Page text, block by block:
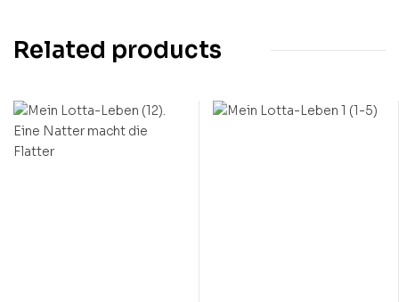
Related products